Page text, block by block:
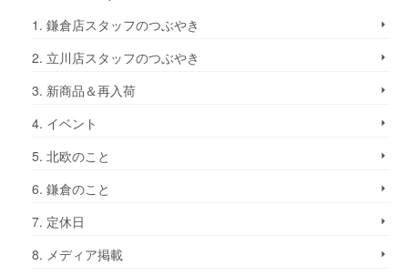
1. 鎌倉店スタッフのつぶやき
2. 立川店スタッフのつぶやき
3. 新商品＆再入荷
4. イベント
5. 北欧のこと
6. 鎌倉のこと
7. 定休日
8. メディア掲載